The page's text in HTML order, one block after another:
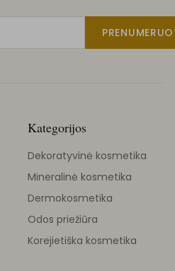
Kategorijos
Dekoratyvinė kosmetika
Mineralinė kosmetika
Dermokosmetika
Odos priežiūra
Korejietiška kosmetika